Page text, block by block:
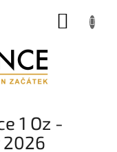
1 Oz -